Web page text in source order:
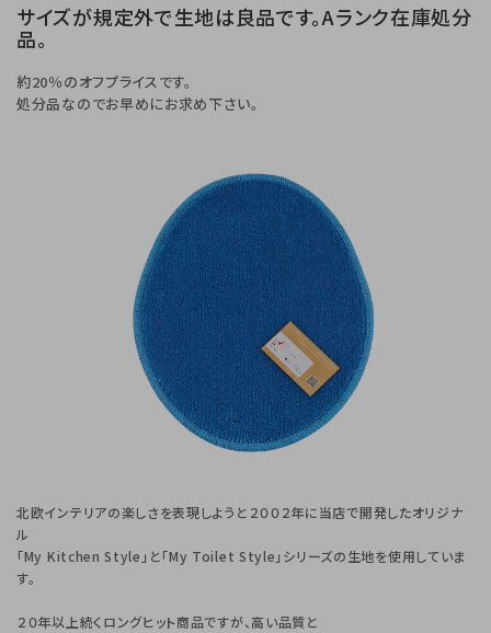
サイズが規定外で生地は良品です。Aランク在庫処分
品。
約20％のオフプライスです。
処分品なのでお早めにお求め下さい。
北欧インテリアの楽しさを表現しようと２００２年に当店で開発したオリジナ
ル
「My Kitchen Style」と「My Toilet Style」シリーズの生地を使用していま
す。
２０年以上続くロングヒット商品ですが、高い品質と